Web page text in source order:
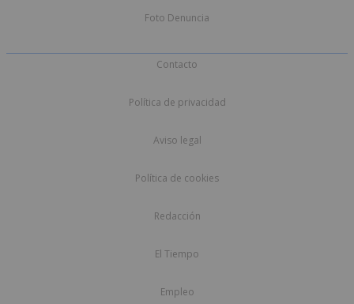
Foto Denuncia
Contacto
Política de privacidad
Aviso legal
Política de cookies
Redacción
El Tiempo
Empleo